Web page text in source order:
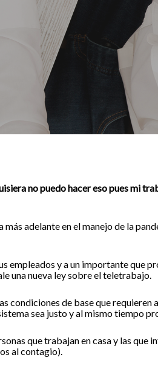
no puedo hacer eso pues mi
adelante en el manejo de la
empleados y a un importante que
una nueva ley sobre el teletrabajo.
condiciones de base que requieren
sea justo y al mismo tiempo
que trabajan en casa y las que
al contagio).